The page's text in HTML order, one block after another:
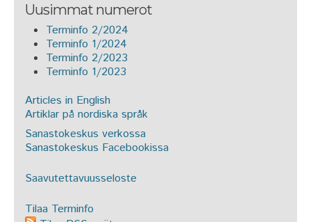
Uusimmat numerot
Terminfo 2/2024
Terminfo 1/2024
Terminfo 2/2023
Terminfo 1/2023
Articles in English
Artiklar på nordiska språk
Sanastokeskus verkossa
Sanastokeskus Facebookissa
Saavutettavuusseloste
Tilaa Terminfo